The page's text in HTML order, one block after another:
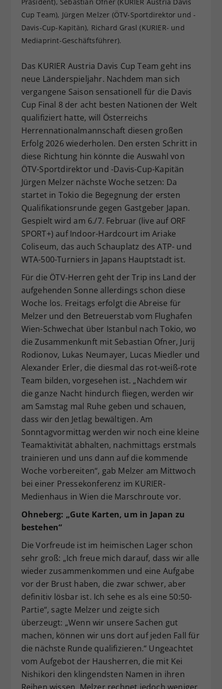
Cup Team), Jürgen Melzer (ÖTV-Sportdirektor und -
Davis-Cup-Kapitän), Richard Grasl (KURIER- und
Mediaprint-Geschäftsführer).
Das KURIER Austria Davis Cup Team geht ins
neue Länderspieljahr. Nachdem man sich
vergangene Saison sensationell für die Davis
Cup Final 8 der acht besten Nationen der Welt
qualifiziert hatte, will Österreichs
Herrennationalmannschaft diesen großen
Erfolg 2026 wiederholen. Den ersten Schritt in
diese Richtung hin könnte die Auswahl von
ÖTV-Sportdirektor und -Davis-Cup-Kapitän
Jürgen Melzer nächste Woche setzen: Da
startet in Tokio die Begegnung der ersten
Qualifikationsrunde gegen Gastgeber Japan.
Gespielt wird am 6./7. Februar (live auf ORF
SPORT+) auf Indoor-Hardcourt im Ariake
Coliseum, das auch Schauplatz des ATP- und
WTA-500-Turniers in Japans Hauptstadt ist.
Für die ÖTV-Herren geht der Trip ins Land der
aufgehenden Sonne allerdings schon diese
Woche los. Freitags erfolgt die Abreise für
Melzer und den Betreuerstab vom Flughafen
Wien-Schwechat über Istanbul nach Tokio, wo
die Zusammenkunft mit Sebastian Ofner, Jurij
Rodionov, Lukas Neumayer, Lucas Miedler und
Alexander Erler, die diesmal das rot-weiß-rote
Team bilden, vorgesehen ist. „Nachdem wir
die ganze Nacht hindurch fliegen, werden wir
am Samstag mal Ruhe geben und schauen,
dass wir den Jetlag bewältigen. Am
Sonntagvormittag werden wir noch eine kleine
Teamaktivität abhalten, nachmittags erstmals
trainieren und uns dann auf die kommende
Woche vorbereiten“, gab Melzer am Mittwoch
bei einer Pressekonferenz im KURIER-
Medienhaus in Wien die Marschroute vor.
Ohneberg: „Gute Karten, um in Japan zu
bestehen“
Die Vorfreude ist im heimischen Lager schon
sehr groß: „Ich freue mich darauf, dass wir alle
wieder zusammenkommen und eine Aufgabe
vor der Brust haben, die zwar schwer, aber
definitiv lösbar ist. Ich sehe es als eine 50:50-
Partie“, sagte Melzer und zeigte sich
überzeugt: „Wenn wir unsere Sachen gut
machen, können wir uns dort auf jeden Fall für
die nächste Runde qualifizieren.“ Ungeachtet
vom Aufgebot der Hausherren, die mit Kei
Nishikori den klingendsten Namen in ihren
Zweck
Dieser Wert speichert Ihre Consent-
Einstellungen. Unter anderem eine
zufällig generierte ID, für die
historische Speicherung Ihrer
Webseiten-Betreiber dies eingestellt
hat.